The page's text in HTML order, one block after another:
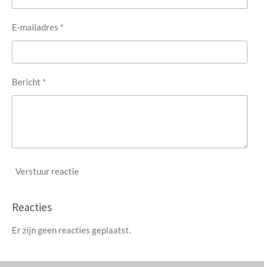
E-mailadres *
Bericht *
Verstuur reactie
Reacties
Er zijn geen reacties geplaatst.